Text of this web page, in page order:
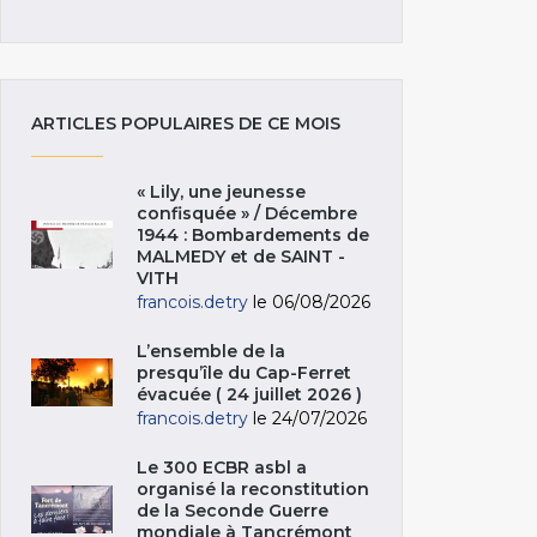
ARTICLES POPULAIRES DE CE MOIS
« Lily, une jeunesse
confisquée » / Décembre
1944 : Bombardements de
MALMEDY et de SAINT -
VITH
francois.detry le 06/08/2026
L’ensemble de la
presqu’île du Cap-Ferret
évacuée ( 24 juillet 2026 )
francois.detry le 24/07/2026
Le 300 ECBR asbl a
organisé la reconstitution
de la Seconde Guerre
mondiale à Tancrémont